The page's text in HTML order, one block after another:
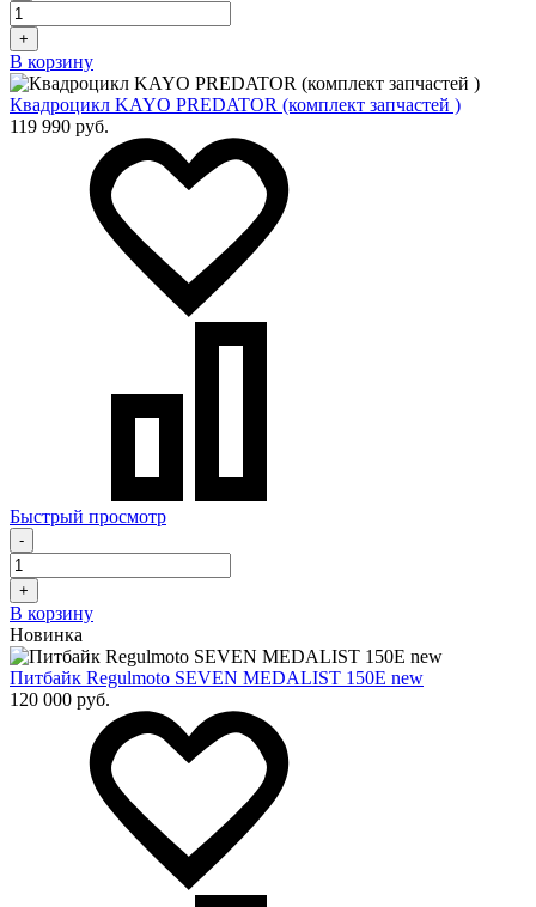
+
В корзину
Квадроцикл KAYO PREDATOR (комплект запчастей )
119 990 руб.
Быстрый просмотр
-
+
В корзину
Новинка
Питбайк Regulmoto SEVEN MEDALIST 150E new
120 000 руб.